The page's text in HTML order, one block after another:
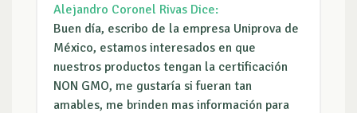
Alejandro Coronel Rivas Dice:
Buen día, escribo de la empresa Uniprova de
México, estamos interesados en que
nuestros productos tengan la certificación
NON GMO, me gustaría si fueran tan
amables, me brinden mas información para